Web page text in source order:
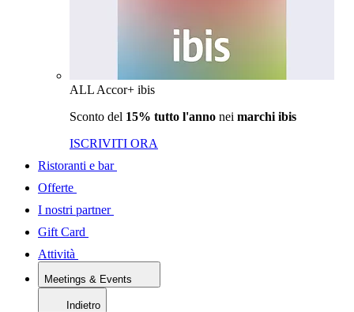
ALL Accor+ ibis
Sconto del 15% tutto l'anno nei marchi ibis
ISCRIVITI ORA
Ristoranti e bar
Offerte
I nostri partner
Gift Card
Attività
Meetings & Events
Indietro